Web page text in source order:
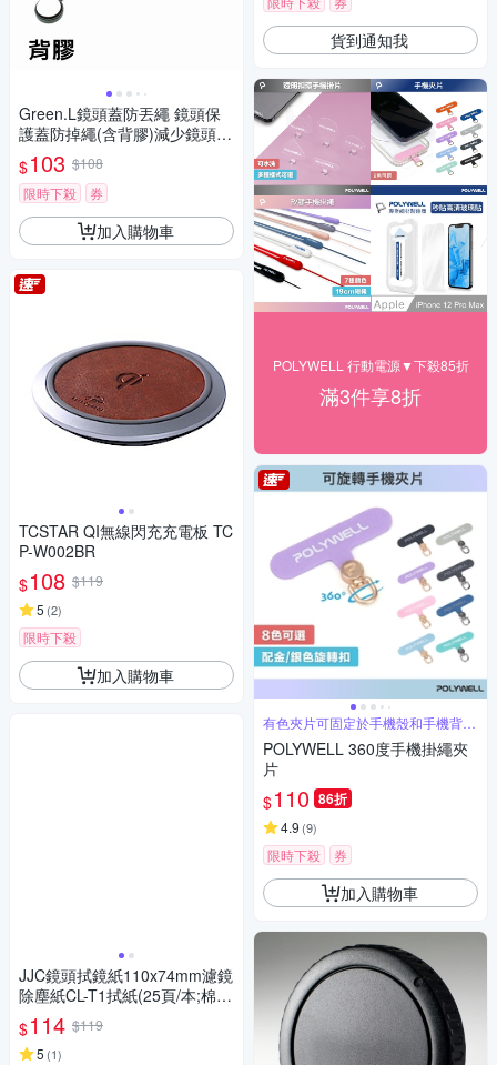
Green.L鏡頭蓋防丟繩 鏡頭保
護蓋防掉繩(含背膠)減少鏡頭蓋
丟失-料號GLCS
$103 $108
限時下殺
券
加入購物車
TCSTAR QI無線閃充充電板 TC
P-W002BR
$108 $119
5 (2)
限時下殺
加入購物車
JJC鏡頭拭鏡紙110x74mm濾鏡
除塵紙CL-T1拭紙(25頁/本;棉
紙)亦適清潔顯微鏡放大鏡UV濾
鏡保護鏡望遠鏡眼鏡螢幕
$114 $119
5 (1)
貨到通知我
POLYWELL 行動電源▼下殺85折
滿3件享8折
有色夾片可固定於手機殼和手機背蓋
間
POLYWELL 360度手機掛繩夾
片
$110 86折
4.9 (9)
限時下殺 券
加入購物車